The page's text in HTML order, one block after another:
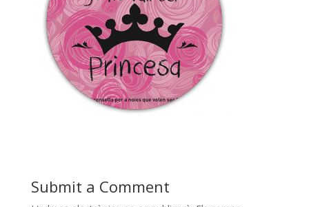
Submit a Comment